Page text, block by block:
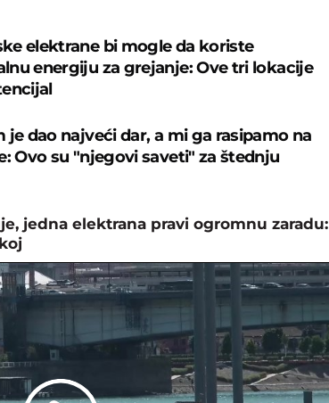
elektrane bi mogle da koriste
energiju za grejanje: Ove tri lokacije
je dao najveći dar, a mi ga rasipamo na
Ovo su "njegovi saveti" za štednju
jedna elektrana pravi ogromnu zaradu: